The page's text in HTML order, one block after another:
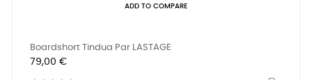
ADD TO COMPARE
Boardshort Tindua Par LASTAGE
Prix
79,00 €